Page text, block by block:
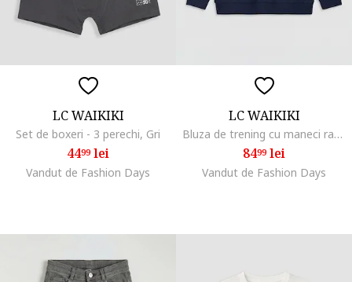
LC WAIKIKI
Set de boxeri - 3 perechi, Gri
4499lei
Vandut de Fashion Days
LC WAIKIKI
Bluza de trening cu maneci raglan si guler polo, Alb murdar/Bleumarin
8499lei
Vandut de Fashion Days